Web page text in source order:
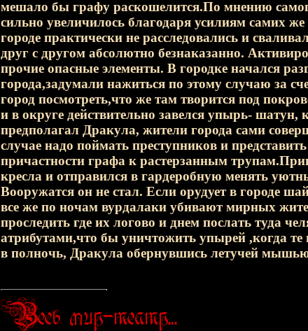
мешало бы графу раскошелится.По мнению
сильно увеличилось благодаря усилиям самих
городе практически не расследовались и
друг с другом абсолютно безнаказанно.
прочие опасные элементы. В городке начался
города,задумали нажиться по этому случаю за
город посмотреть,что же там творится под
и в округе действительно завелся упырь-
предполагал Дракула, жители города сами
случае надо поймать преступников и
причастности графа к растерзанным
кресла и отправился в гардеробную менять
Вооружатся он не стал. Если орудует в городе
все же по ночам вурдалаки убивают мирных
проследить где их логово и днем послать туда
атрибутами,что бы уничтожить упырей ,когда те
в полночь, Дракула обернувшись летучей